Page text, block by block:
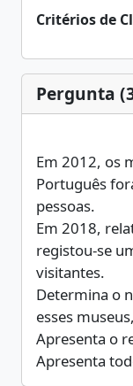
Critérios de
Pergunta
Em 2012, os
Português
pessoas.
Em 2018,
registou-se
visitantes.
Determina o
esses
Apresenta o
Apresenta